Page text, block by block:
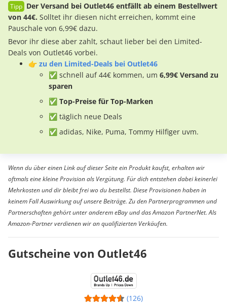
Der Versand bei Outlet46 entfällt ab einem Bestellwert
von 44€. Solltet ihr diesen nicht erreichen, kommt eine
Pauschale von 6,99€ dazu.
Bevor ihr diese aber zahlt, schaut lieber bei den Limited-
Deals von Outlet46 vorbei.
👉 zu den Limited-Deals bei Outlet46
✅ schnell auf 44€ kommen, um 6,99€ Versand zu
sparen
✅ Top-Preise für Top-Marken
✅ täglich neue Deals
✅ adidas, Nike, Puma, Tommy Hilfiger uvm.
Wenn du über einen Link auf dieser Seite ein Produkt kaufst, erhalten wir
oftmals eine kleine Provision als Vergütung. Für dich entstehen dabei keinerlei
Mehrkosten und dir bleibt frei wo du bestellst. Diese Provisionen haben in
keinem Fall Auswirkung auf unsere Beiträge. Zu den Partnerprogrammen und
Partnerschaften gehört unter anderem eBay und das Amazon PartnerNet. Als
Amazon-Partner verdienen wir an qualifizierten Verkäufen.
Gutscheine von Outlet46
(126)